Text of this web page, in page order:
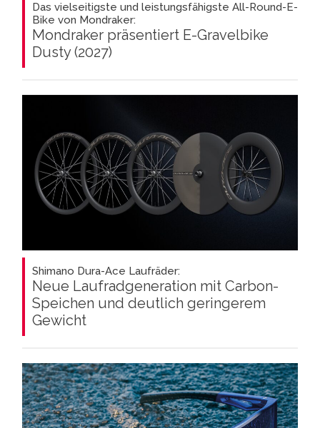
Das vielseitigste und leistungsfähigste All-Round-E-
Bike von Mondraker:
Mondraker präsentiert E-Gravelbike
Dusty (2027)
Shimano Dura-Ace Laufräder:
Neue Laufradgeneration mit Carbon-
Speichen und deutlich geringerem
Gewicht